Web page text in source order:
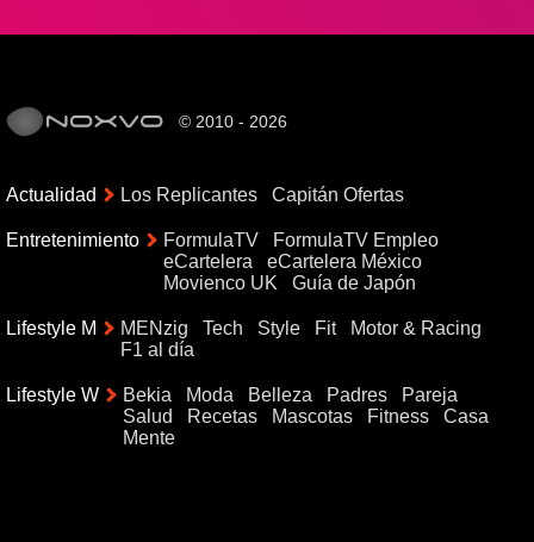
© 2010 - 2026
Actualidad Los Replicantes Capitán Ofertas
Entretenimiento FormulaTV
FormulaTV Empleo
eCartelera
eCartelera México
Movienco UK
Guía de Japón
Lifestyle M MENzig Tech Style Fit
Motor & Racing
F1 al día
Lifestyle W Bekia Moda Belleza Padres
Pareja
Salud
Recetas Mascotas Fitness
Casa
Mente